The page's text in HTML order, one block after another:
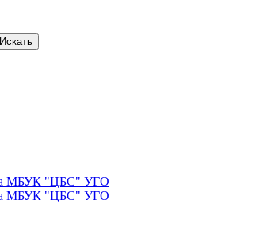
Искать